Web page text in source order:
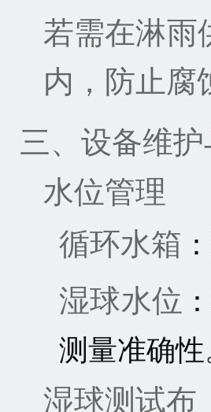
若需在淋雨
内，防止腐
三、设备维
水位管理
循环水箱
湿球水位
测量准确性
湿球测试布